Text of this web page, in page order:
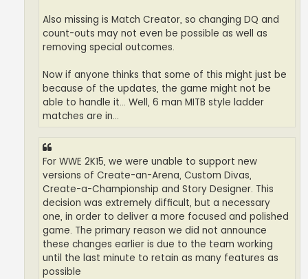
Also missing is Match Creator, so changing DQ and
count-outs may not even be possible as well as
removing special outcomes.
Now if anyone thinks that some of this might just be
because of the updates, the game might not be
able to handle it... Well, 6 man MITB style ladder
matches are in...
For WWE 2K15, we were unable to support new
versions of Create-an-Arena, Custom Divas,
Create-a-Championship and Story Designer. This
decision was extremely difficult, but a necessary
one, in order to deliver a more focused and polished
game. The primary reason we did not announce
these changes earlier is due to the team working
until the last minute to retain as many features as
possible